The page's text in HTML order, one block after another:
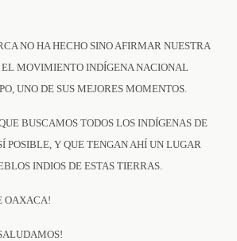
NO HA HECHO SINO AFIRMAR NUESTRA
MOVIMIENTO INDÍGENA NACIONAL
UNO DE SUS MEJORES MOMENTOS.
BUSCAMOS TODOS LOS INDÍGENAS DE
POSIBLE, Y QUE TENGAN AHÍ UN LUGAR
INDIOS DE ESTAS TIERRAS.
OAXACA!